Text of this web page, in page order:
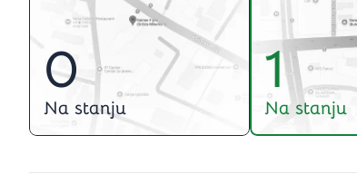
0
Na stanju
1
Na stanju